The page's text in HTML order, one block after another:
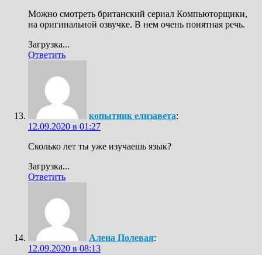
Можно смотреть британский сериал Компьюторщики,
на оригинальной озвучке. В нем очень понятная речь.
Загрузка...
Ответить
копытник елизавета:
12.09.2020 в 01:27
Cколько лет ты уже изучаешь язык?
Загрузка...
Ответить
Алена Полевая:
12.09.2020 в 08:13